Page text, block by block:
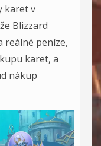
karet v
Blizzard
reálné peníze,
karet, a
nákup